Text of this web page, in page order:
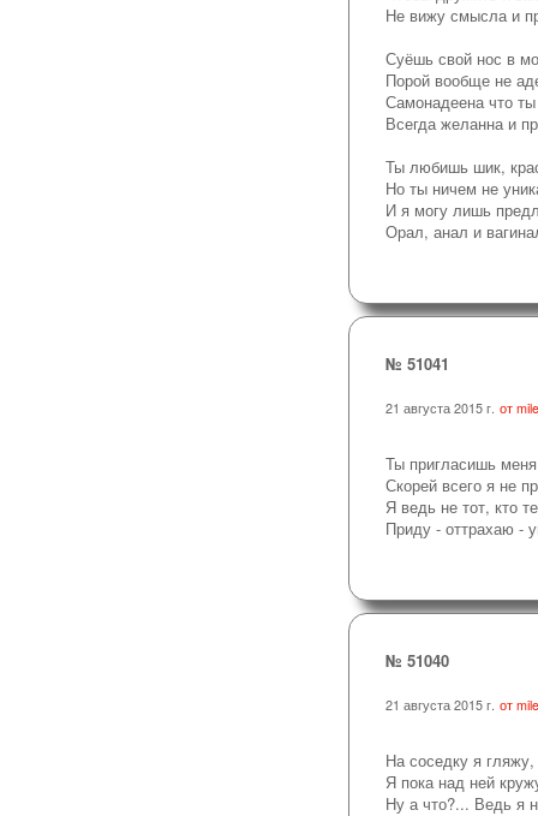
Не вижу смысла и
Суёшь свой нос в
Порой вообще не
Самонадеена что ты
Всегда желанна и
Ты любишь шик,
Но ты ничем не
И я могу лишь
Орал, анал и
№ 51041
21 августа 2015 г. от
Ты пригласишь
Скорей всего я не
Я ведь не тот, кто
Приду - оттрахаю -
№ 51040
21 августа 2015 г. от
На соседку я гляжу,
Я пока над ней
Ну а что?... Ведь я